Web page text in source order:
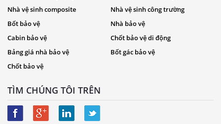
Nhà vệ sinh composite
Nhà vệ sinh công trường
Bốt bảo vệ
Nhà bảo vệ
Cabin bảo vệ
Chốt bảo vệ di động
Bảng giá nhà bảo vệ
Bốt gác bảo vệ
Chốt bảo vệ
TÌM CHÚNG TÔI TRÊN